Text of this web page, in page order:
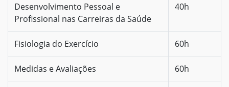
Desenvolvimento Pessoal e
Profissional nas Carreiras da Saúde
40h
Fisiologia do Exercício 60h
Medidas e Avaliações 60h